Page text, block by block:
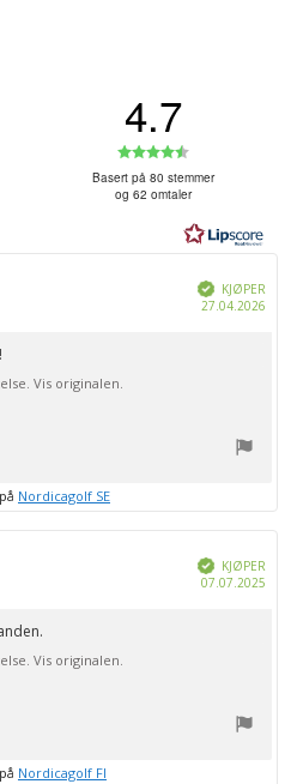
5 av 5 mulige
4 av 5 mulige
3 av 5 mulige
2 av 5 mulige
1 av 5 mulige
4.7
4.7
av
5
Basert på 80 stemmer
og 62 omtaler
VerifisertKJØPER
27.04.2026
Vis originalen.
Nordicagolf SE
VerifisertKJØPER
07.07.2025
Vis originalen.
Nordicagolf FI